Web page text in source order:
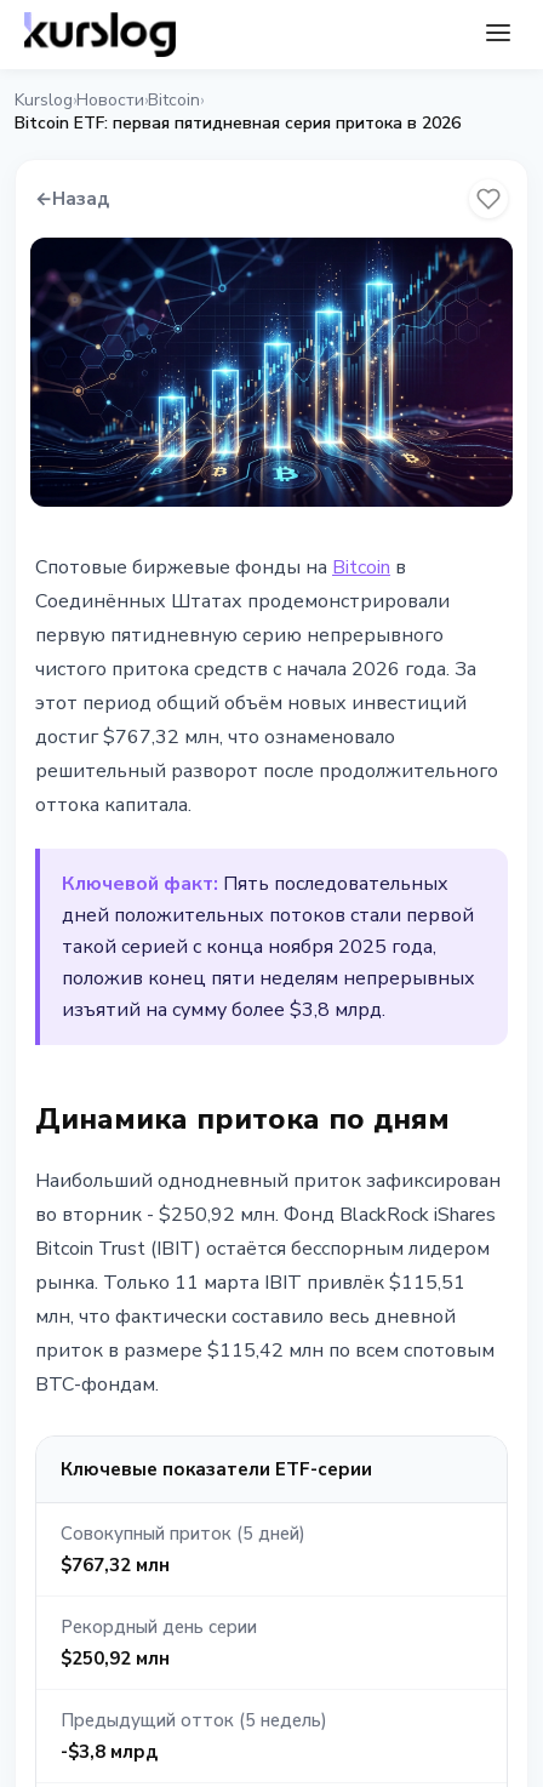
Kurslog›Новости›Bitcoin›
Bitcoin ETF: первая пятидневная серия притока в 2026
←Назад
Bitcoin ETF зафиксировали
первую пятидневную серию
притока на $767 млн
14 марта 2026 г.2 мин чтения
Наталия Дорофеева
Спотовые биржевые фонды на Bitcoin в
Соединённых Штатах продемонстрировали
первую пятидневную серию непрерывного
чистого притока средств с начала 2026 года. За
этот период общий объём новых инвестиций
достиг $767,32 млн, что ознаменовало
решительный разворот после продолжительного
оттока капитала.
Ключевой факт: Пять последовательных
дней положительных потоков стали первой
такой серией с конца ноября 2025 года,
положив конец пяти неделям непрерывных
изъятий на сумму более $3,8 млрд.
Динамика притока по дням
Наибольший однодневный приток зафиксирован
во вторник - $250,92 млн. Фонд BlackRock iShares
Bitcoin Trust (IBIT) остаётся бесспорным лидером
рынка. Только 11 марта IBIT привлёк $115,51
млн, что фактически составило весь дневной
приток в размере $115,42 млн по всем спотовым
BTC-фондам.
Ключевые показатели ETF-серии
Совокупный приток (5 дней)
$767,32 млн
Рекордный день серии
$250,92 млн
Предыдущий отток (5 недель)
-$3,8 млрд